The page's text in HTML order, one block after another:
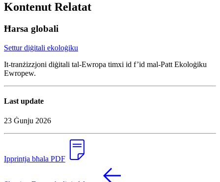
Kontenut Relatat
Ħarsa globali
Settur diġitali ekoloġiku
It-tranżizzjoni diġitali tal-Ewropa timxi id f’id mal-Patt Ekoloġiku
Ewropew.
Last update
23 Ġunju 2026
Ipprintja bħala PDF